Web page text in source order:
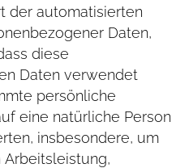
der automatisierten
Daten,
diese
Daten verwendet
persönliche
eine natürliche Person
insbesondere, um